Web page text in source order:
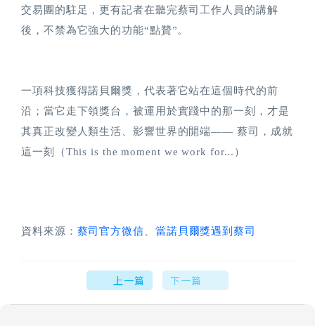
交易團的駐足，更有記者在聽完蔡司工作人員的講解
後，不禁為它強大的功能“點贊”。
一項科技獲得諾貝爾獎，代表著它站在這個時代的前
沿；當它走下領獎台，被運用於實踐中的那一刻，才是
其真正改變人類生活、影響世界的開端—— 蔡司，成就
這一刻（This is the moment we work for...）
資料來源： 蔡司官方微信 當諾貝爾獎遇到蔡司
上一篇 下一篇